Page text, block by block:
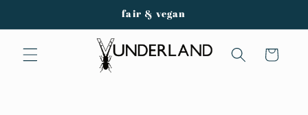
Inhalt
fair & vegan
Warenkorb